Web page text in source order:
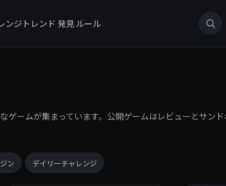
ンジ トレンド 発見 ルール
ゲームが集まっています。公開ゲームはレビューとサン
ン デイリーチャレンジ